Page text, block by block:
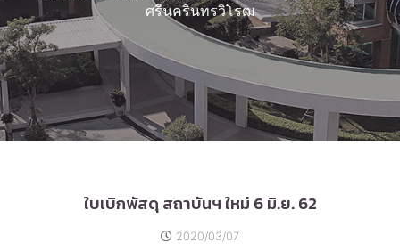
ศรีนครินทรวิโรฒ
ใบเบิกพัสดุ สถาบันฯ ใหม่ 6 มิ.ย. 62
2020/03/07